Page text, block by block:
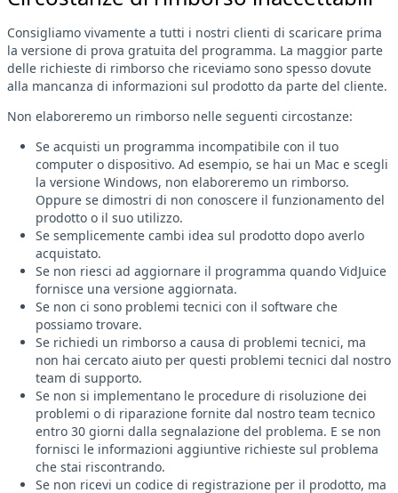
Consigliamo vivamente a tutti i nostri clienti di scaricare prima
la versione di prova gratuita del programma. La maggior parte
delle richieste di rimborso che riceviamo sono spesso dovute
alla mancanza di informazioni sul prodotto da parte del cliente.
Non elaboreremo un rimborso nelle seguenti circostanze:
Se acquisti un programma incompatibile con il tuo
computer o dispositivo. Ad esempio, se hai un Mac e scegli
la versione Windows, non elaboreremo un rimborso.
Oppure se dimostri di non conoscere il funzionamento del
prodotto o il suo utilizzo.
Se semplicemente cambi idea sul prodotto dopo averlo
acquistato.
Se non riesci ad aggiornare il programma quando VidJuice
fornisce una versione aggiornata.
Se non ci sono problemi tecnici con il software che
possiamo trovare.
Se richiedi un rimborso a causa di problemi tecnici, ma
non hai cercato aiuto per questi problemi tecnici dal nostro
team di supporto.
Se non si implementano le procedure di risoluzione dei
problemi o di riparazione fornite dal nostro team tecnico
entro 30 giorni dalla segnalazione del problema. E se non
fornisci le informazioni aggiuntive richieste sul problema
che stai riscontrando.
Se non ricevi un codice di registrazione per il prodotto, ma